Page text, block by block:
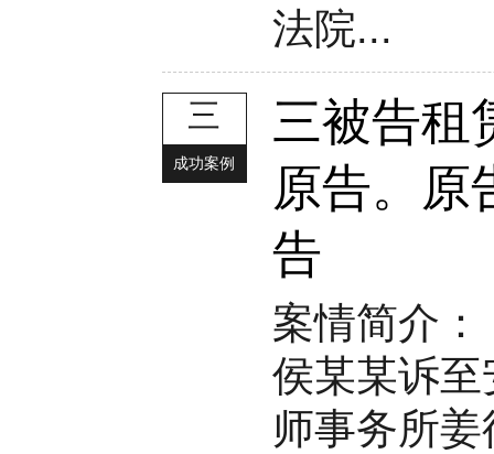
法院...
三
成功案例
三被告租
原告。原
告
案情简介
侯某某诉
师事务所